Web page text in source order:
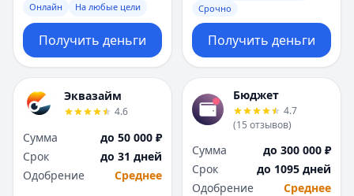
Онлайн На любые цели
Получить деньги
Срочно
Получить деньги
Эквазайм
4.6
Сумма
до 50 000 ₽
Срок
до 31 дней
Одобрение
Среднее
Бюджет
4.7
(15 отзывов)
Сумма
до 300 000 ₽
Срок
до 1095 дней
Одобрение
Среднее